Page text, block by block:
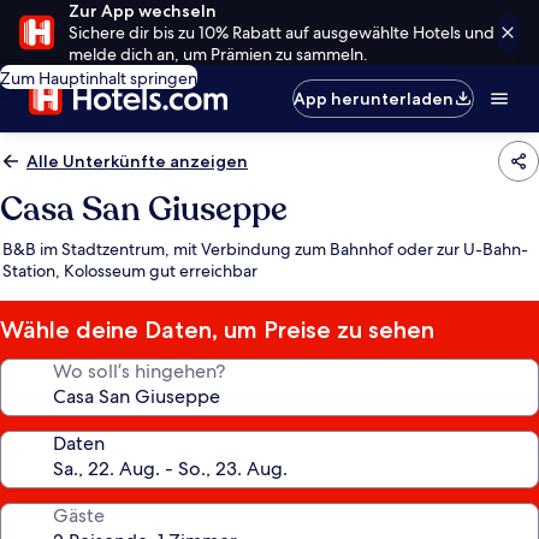
Zur App wechseln
Sichere dir bis zu 10% Rabatt auf ausgewählte Hotels und
melde dich an, um Prämien zu sammeln.
Zum Hauptinhalt springen
App herunterladen
Alle Unterkünfte anzeigen
Casa San Giuseppe
B&B im Stadtzentrum, mit Verbindung zum Bahnhof oder zur U-Bahn-
Station, Kolosseum gut erreichbar
Wähle deine Daten, um Preise zu sehen
Wo soll’s hingehen?
Daten
Gäste